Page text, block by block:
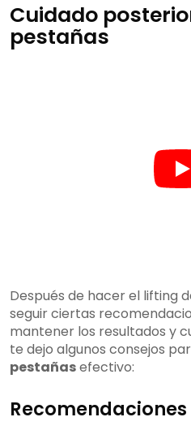
Cuidado
pestañas
Después de hacer el lifting
seguir ciertas
mantener los resultados y
te dejo algunos consejos
pestañasefectivo: